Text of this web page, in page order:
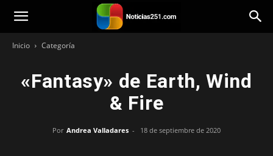
Noticias251
Inicio Categoría
«Fantasy» de Earth, Wind
& Fire
Por Andrea Valladares - 18 de septiembre de 2020